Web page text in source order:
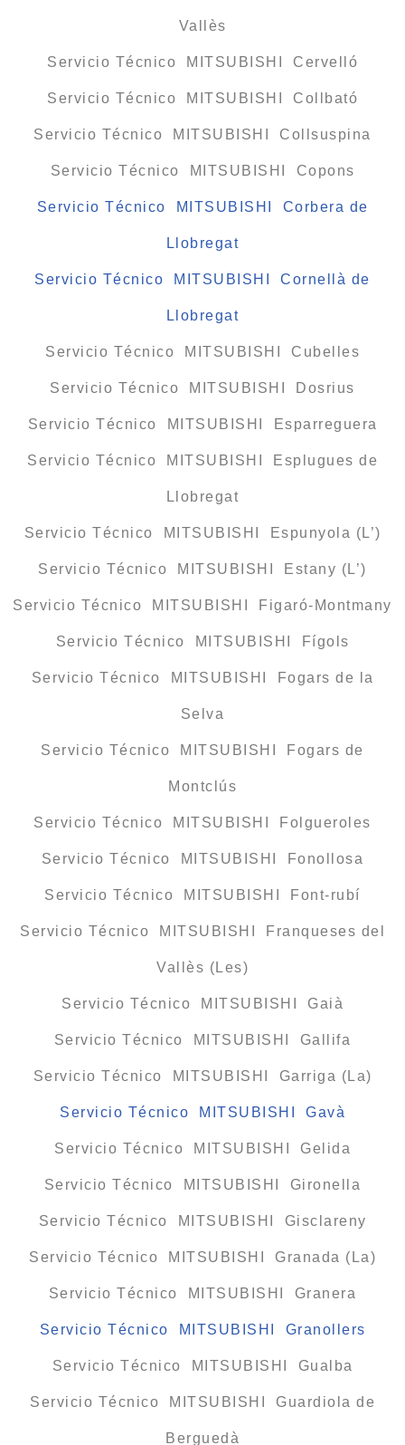
Vallès
Servicio Técnico MITSUBISHI Cervelló
Servicio Técnico MITSUBISHI Collbató
Servicio Técnico MITSUBISHI Collsuspina
Servicio Técnico MITSUBISHI Copons
Servicio Técnico MITSUBISHI Corbera de
Llobregat
Servicio Técnico MITSUBISHI Cornellà de
Llobregat
Servicio Técnico MITSUBISHI Cubelles
Servicio Técnico MITSUBISHI Dosrius
Servicio Técnico MITSUBISHI Esparreguera
Servicio Técnico MITSUBISHI Esplugues de
Llobregat
Servicio Técnico MITSUBISHI Espunyola (L’)
Servicio Técnico MITSUBISHI Estany (L’)
Servicio Técnico MITSUBISHI Figaró-Montmany
Servicio Técnico MITSUBISHI Fígols
Servicio Técnico MITSUBISHI Fogars de la
Selva
Servicio Técnico MITSUBISHI Fogars de
Montclús
Servicio Técnico MITSUBISHI Folgueroles
Servicio Técnico MITSUBISHI Fonollosa
Servicio Técnico MITSUBISHI Font-rubí
Servicio Técnico MITSUBISHI Franqueses del
Vallès (Les)
Servicio Técnico MITSUBISHI Gaià
Servicio Técnico MITSUBISHI Gallifa
Servicio Técnico MITSUBISHI Garriga (La)
Servicio Técnico MITSUBISHI Gavà
Servicio Técnico MITSUBISHI Gelida
Servicio Técnico MITSUBISHI Gironella
Servicio Técnico MITSUBISHI Gisclareny
Servicio Técnico MITSUBISHI Granada (La)
Servicio Técnico MITSUBISHI Granera
Servicio Técnico MITSUBISHI Granollers
Servicio Técnico MITSUBISHI Gualba
Servicio Técnico MITSUBISHI Guardiola de
Berguedà